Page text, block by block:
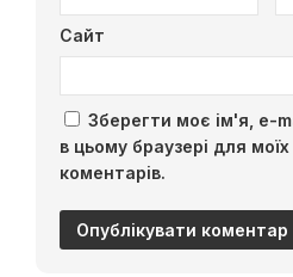
Сайт
Зберегти моє ім'я, e-
в цьому браузері для
коментарів.